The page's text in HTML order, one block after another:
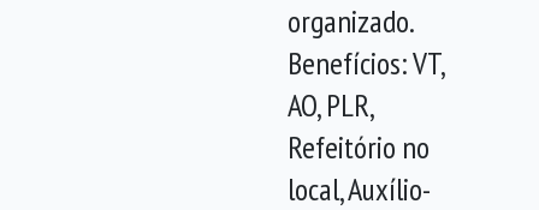
organizado.
Benefícios: VT,
AO, PLR,
Refeitório no
local, Auxílio-